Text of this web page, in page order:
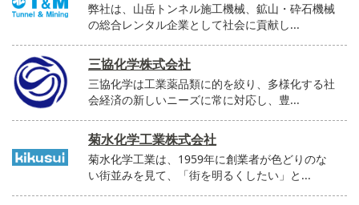
弊社は、山岳トンネル施工機械、鉱山・砕石機械
の総合レンタル企業として社会に貢献し...
三協化学株式会社
三協化学は工業薬品類に的を絞り、多様化する社
会経済の新しいニーズに常に対応し、豊...
菊水化学工業株式会社
菊水化学工業は、1959年に創業者が色どりのな
い街並みを見て、「街を明るくしたい」と...